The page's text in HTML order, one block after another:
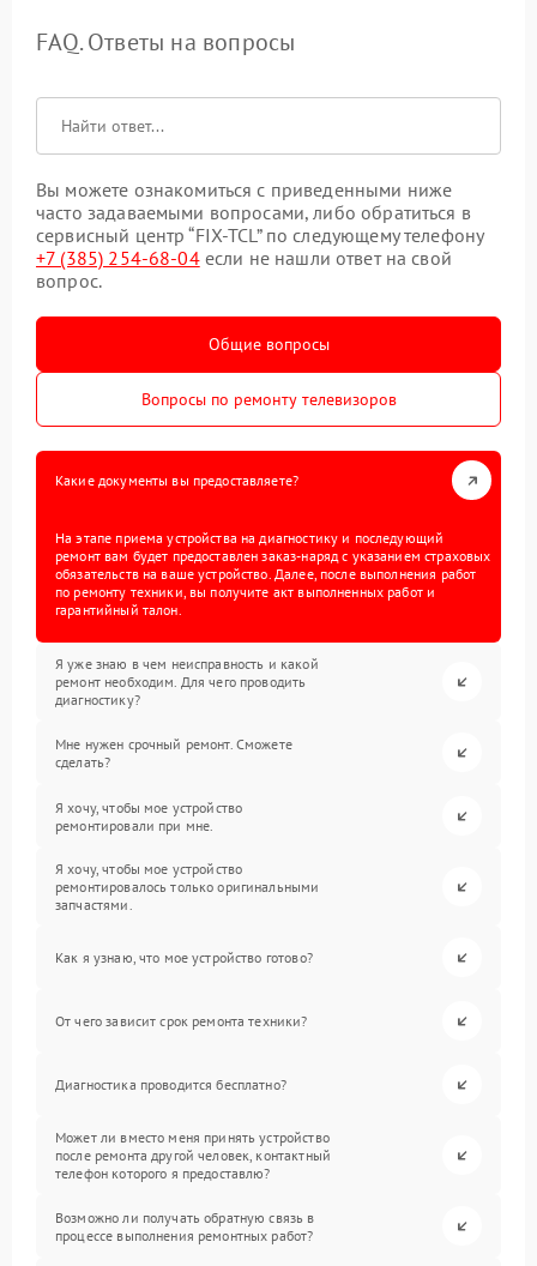
FAQ. Ответы на вопросы
Вы можете ознакомиться с приведенными ниже
часто задаваемыми вопросами, либо обратиться в
сервисный центр “FIX-TCL” по следующему телефону
+7 (385) 254-68-04если не нашли ответ на свой
вопрос.
Общие вопросы
Вопросы по ремонту телевизоров
Какие документы вы предоставляете?
На этапе приема устройства на диагностику и последующий
ремонт вам будет предоставлен заказ-наряд с указанием страховых
обязательств на ваше устройство. Далее, после выполнения работ
по ремонту техники, вы получите акт выполненных работ и
гарантийный талон.
Я уже знаю в чем неисправность и какой
ремонт необходим. Для чего проводить
диагностику?
Мне нужен срочный ремонт. Сможете
сделать?
Я хочу, чтобы мое устройство
ремонтировали при мне.
Я хочу, чтобы мое устройство
ремонтировалось только оригинальными
запчастями.
Как я узнаю, что мое устройство готово?
От чего зависит срок ремонта техники?
Диагностика проводится бесплатно?
Может ли вместо меня принять устройство
после ремонта другой человек, контактный
телефон которого я предоставлю?
Возможно ли получать обратную связь в
процессе выполнения ремонтных работ?